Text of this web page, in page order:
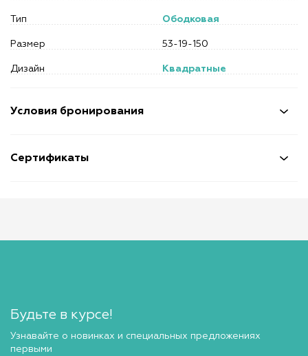
Условия бронирования
Сертификаты
Тип Ободковая
Размер 53-19-150
Дизайн Квадратные
Будьте в курсе!
Узнавайте о новинках и специальных предложениях
первыми